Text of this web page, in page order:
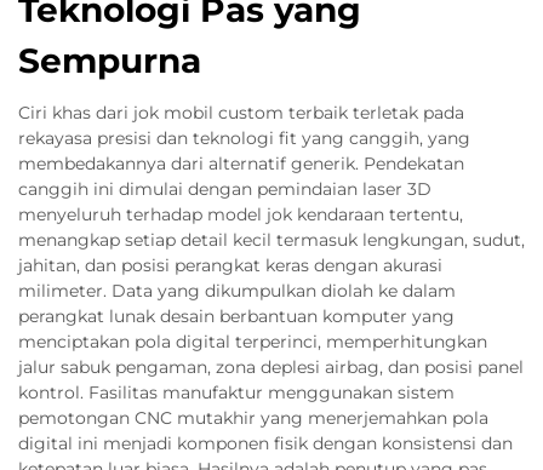
Teknologi Pas yang
Sempurna
Ciri khas dari jok mobil custom terbaik terletak pada
rekayasa presisi dan teknologi fit yang canggih, yang
membedakannya dari alternatif generik. Pendekatan
canggih ini dimulai dengan pemindaian laser 3D
menyeluruh terhadap model jok kendaraan tertentu,
menangkap setiap detail kecil termasuk lengkungan, sudut,
jahitan, dan posisi perangkat keras dengan akurasi
milimeter. Data yang dikumpulkan diolah ke dalam
perangkat lunak desain berbantuan komputer yang
menciptakan pola digital terperinci, memperhitungkan
jalur sabuk pengaman, zona deplesi airbag, dan posisi panel
kontrol. Fasilitas manufaktur menggunakan sistem
pemotongan CNC mutakhir yang menerjemahkan pola
digital ini menjadi komponen fisik dengan konsistensi dan